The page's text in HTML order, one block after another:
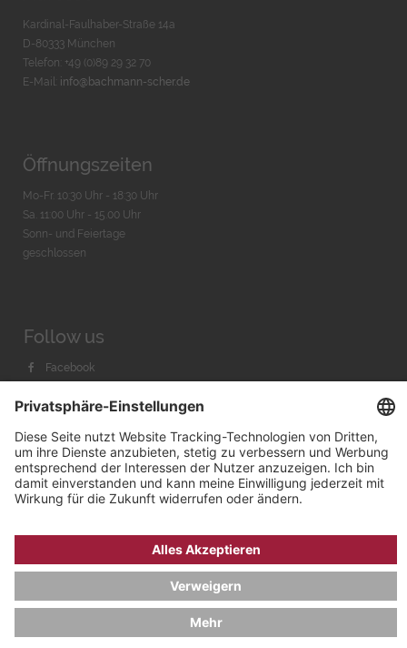
Kardinal-Faulhaber-Straße 14a
D-80333 München
Telefon: +49 (0)89 29 32 70
E-Mail: info@bachmann-scher.de
Öffnungszeiten
Mo-Fr. 10:30 Uhr - 18:30 Uhr
Sa. 11:00 Uhr - 15.00 Uhr
Sonn- und Feiertage
geschlossen
Follow us
Facebook
Youtube
Bachmann & Scher GmbH / Watchandco GmbH
IMPRESSUM
AGB & WIDERRUF
COOKIE-EINSTELLUNGEN